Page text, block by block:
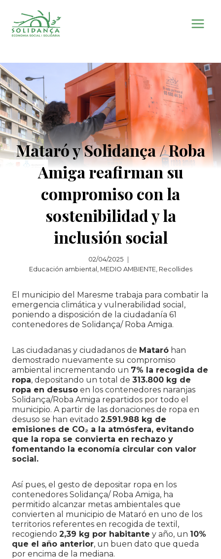
contenido
Mataró y Solidança / Roba
Amiga reafirman su
compromiso con la
sostenibilidad y la
inclusión social
02/04/2025
Educación ambiental , MEDIO AMBIENTE, Recollides
El municipio del Maresme trabaja para combatir la
emergencia climática y vulnerabilidad social,
poniendo a disposición de la ciudadanía 61
contenedores de Solidança/ Roba Amiga.
Las ciudadanas y ciudadanos de Mataró han
demostrado nuevamente su compromiso
ambiental incrementando un 7% la recogida de
ropa, depositando un total de 313.800 kg de
ropa en desuso en los contenedores naranjas
Solidança/Roba Amiga repartidos por todo el
municipio. A partir de las donaciones de ropa en
desuso se han evitado 2.591.988 kg de
emisiones de CO₂ a la atmósfera, evitando
que la ropa se convierta en rechazo y
fomentando la economía circular con valor
social.
Así pues, el gesto de depositar ropa en los
contenedores Solidança/ Roba Amiga, ha
permitido alcanzar metas ambientales que
convierten al municipio de Mataró en uno de los
territorios referentes en recogida de textil,
recogiendo 2,39 kg por habitante y año, un 10%
que el año anterior, un buen dato que queda
por encima de la mediana.